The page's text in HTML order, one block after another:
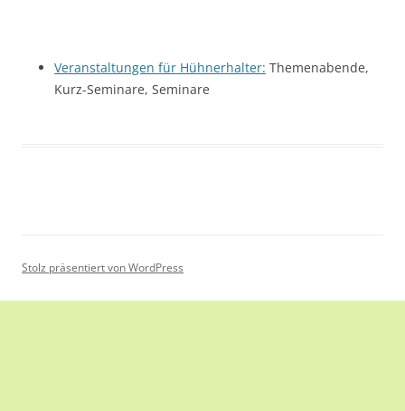
Veranstaltungen für Hühnerhalter: Themenabende,
Kurz-Seminare, Seminare
Stolz präsentiert von WordPress